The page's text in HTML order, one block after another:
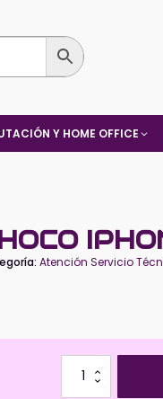
Y HOME OFFICE
Atención Servicio
Bateria